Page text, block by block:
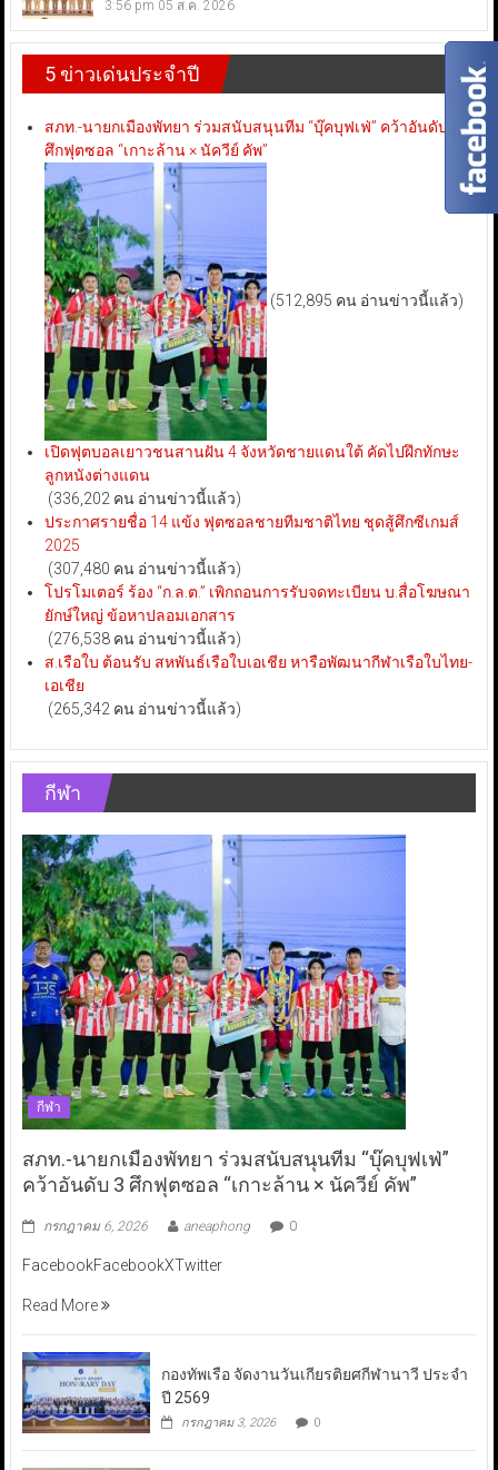
3:56 pm 05 ส.ค. 2026
5 ข่าวเด่นประจำปี
สภท.-นายกเมืองพัทยา ร่วมสนับสนุนทีม “บุ๊คบุฟเฟ่” คว้าอันดับ 3
ศึกฟุตซอล “เกาะล้าน × นัควีย์ คัพ”
(512,895 คน อ่านข่าวนี้แล้ว)
เปิดฟุตบอลเยาวชนสานฝัน 4 จังหวัดชายแดนใต้ คัดไปฝึกทักษะ
ลูกหนังต่างแดน
(336,202 คน อ่านข่าวนี้แล้ว)
ประกาศรายชื่อ 14 แข้ง ฟุตซอลชายทีมชาติไทย ชุดสู้ศึกซีเกมส์
2025
(307,480 คน อ่านข่าวนี้แล้ว)
โปรโมเตอร์ ร้อง “ก.ล.ต.” เพิกถอนการรับจดทะเบียน บ.สื่อโฆษณา
ยักษ์ใหญ่ ข้อหาปลอมเอกสาร
(276,538 คน อ่านข่าวนี้แล้ว)
ส.เรือใบ ต้อนรับ สหพันธ์เรือใบเอเชีย หารือพัฒนากีฬาเรือใบไทย-
เอเชีย
(265,342 คน อ่านข่าวนี้แล้ว)
กีฬา
กีฬา
สภท.-นายกเมืองพัทยา ร่วมสนับสนุนทีม “บุ๊คบุฟเฟ่”
คว้าอันดับ 3 ศึกฟุตซอล “เกาะล้าน × นัควีย์ คัพ”
กรกฎาคม 6, 2026 aneaphong 0
FacebookFacebookXTwitter
Read More
กองทัพเรือ จัดงานวันเกียรติยศกีฬานาวี ประจำ
ปี 2569
กรกฎาคม 3, 2026 0